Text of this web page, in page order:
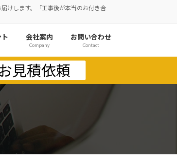
けします。「工事後が本当のお付き合
会社案内
Company
お問い合わせ
Contact
見積依頼